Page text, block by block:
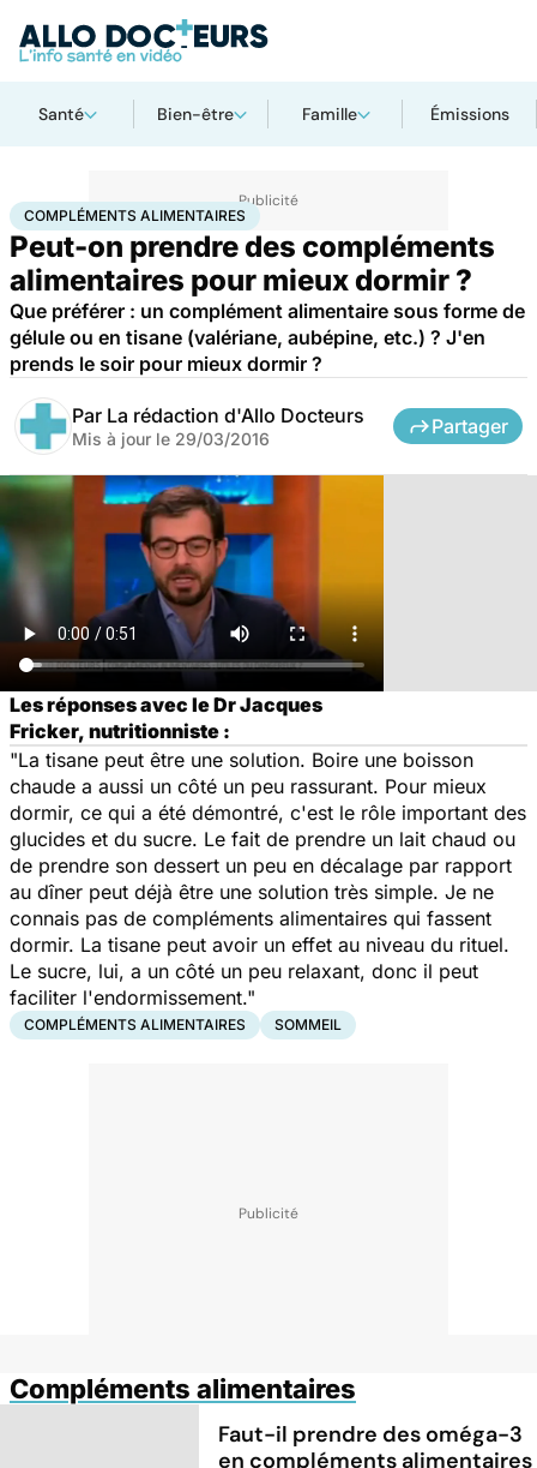
Santé Bien-être Famille Émissions
AccueilSantéCompléments alimentaires
COMPLÉMENTS ALIMENTAIRES
Peut-on prendre des compléments
alimentaires pour mieux dormir ?
Que préférer : un complément alimentaire sous forme de
gélule ou en tisane (valériane, aubépine, etc.) ? J'en
prends le soir pour mieux dormir ?
Par La rédaction d'Allo Docteurs
Mis à jour le 29/03/2016
Partager
Les réponses avec le Dr Jacques
Fricker, nutritionniste :
"La tisane peut être une solution. Boire une boisson
chaude a aussi un côté un peu rassurant. Pour mieux
dormir, ce qui a été démontré, c'est le rôle important des
glucides et du sucre. Le fait de prendre un lait chaud ou
de prendre son dessert un peu en décalage par rapport
au dîner peut déjà être une solution très simple. Je ne
connais pas de compléments alimentaires qui fassent
dormir. La tisane peut avoir un effet au niveau du rituel.
Le sucre, lui, a un côté un peu relaxant, donc il peut
faciliter l'endormissement."
COMPLÉMENTS ALIMENTAIRES SOMMEIL
Compléments alimentaires
Faut-il prendre des oméga-3
en compléments alimentaires